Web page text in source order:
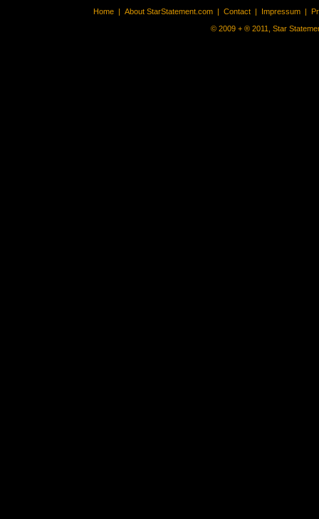
Home | About StarStatement.com | Contact | Impressum |
© 2009 + ® 2011, Star